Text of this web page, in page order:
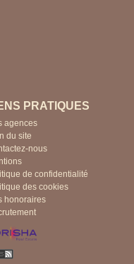
PRATIQUES
agences
du site
nous
de confidentialité
des cookies
honoraires